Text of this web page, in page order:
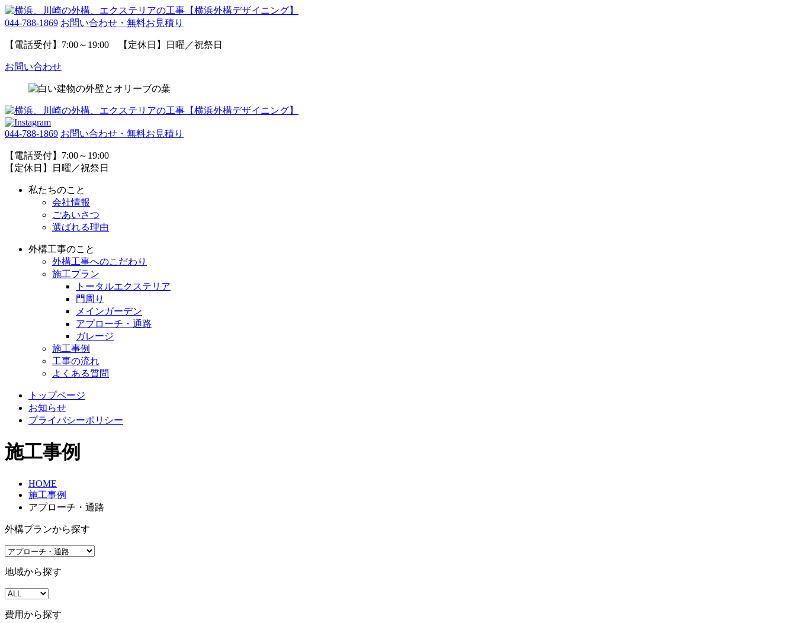
044-788-1869 お問い合わせ・無料お見積り
【電話受付】7:00～19:00 【定休日】日曜／祝祭日
お問い合わせ
044-788-1869 お問い合わせ・無料お見積り
【電話受付】7:00～19:00
【定休日】日曜／祝祭日
私たちのこと
会社情報
ごあいさつ
選ばれる理由
外構工事のこと
外構工事へのこだわり
施工プラン
トータルエクステリア
門周り
メインガーデン
アプローチ・通路
ガレージ
施工事例
工事の流れ
よくある質問
トップページ
お知らせ
プライバシーポリシー
施工事例
HOME
施工事例
アプローチ・通路
外構プランから探す
地域から探す
費用から探す